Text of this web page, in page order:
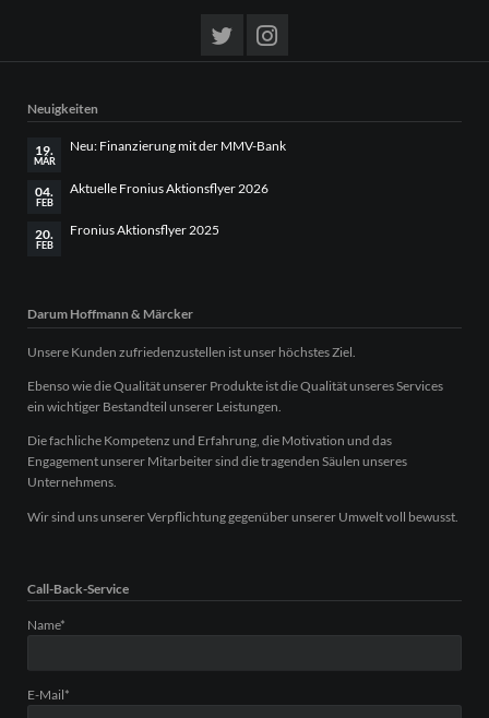
Neuigkeiten
19.
MÄR
Neu: Finanzierung mit der MMV-Bank
04.
FEB
Aktuelle Fronius Aktionsflyer 2026
20.
FEB
Fronius Aktionsflyer 2025
Darum Hoffmann & Märcker
Unsere Kunden zufriedenzustellen ist unser höchstes Ziel.
Ebenso wie die Qualität unserer Produkte ist die Qualität unseres Services
ein wichtiger Bestandteil unserer Leistungen.
Die fachliche Kompetenz und Erfahrung, die Motivation und das
Engagement unserer Mitarbeiter sind die tragenden Säulen unseres
Unternehmens.
Wir sind uns unserer Verpflichtung gegenüber unserer Umwelt voll bewusst.
Call-Back-Service
Pflichtfeld
Name*
Pflichtfeld
E-Mail*